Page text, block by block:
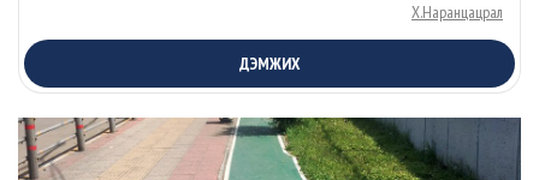
Х.Наранцацрал
ДЭМЖИХ